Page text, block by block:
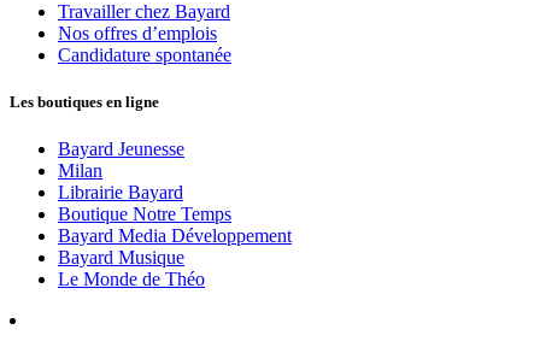
Travailler chez Bayard
Nos offres d’emplois
Candidature spontanée
Les boutiques en ligne
Bayard Jeunesse
Milan
Librairie Bayard
Boutique Notre Temps
Bayard Media Développement
Bayard Musique
Le Monde de Théo